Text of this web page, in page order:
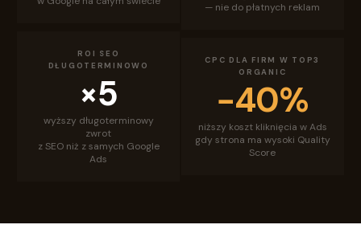
— nie do płatnych reklam
ROI SEO
DŁUGOTERMINOWO
×5
wyższy długoterminowy
zwrot
z SEO niż z samych Google
Ads
CPC DLA FIRM W TOP3
ORGANIC
−40%
niższy koszt kliknięcia w Ads
gdy strona ma wysoki Quality
Score